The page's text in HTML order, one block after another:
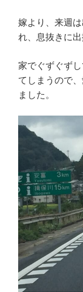
嫁より、来週
れ、息抜きに出
家でぐずぐず
てしまうので
ました。